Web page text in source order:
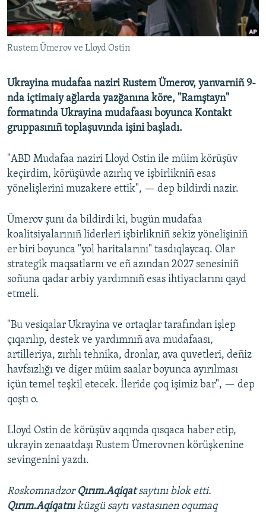
Русский
Українською
RFE/RS bütün saytları
Rustem Ümerov ve Lloyd Ostin
Ukrayina mudafaa naziri Rustem Ümerov, yanvarniñ 9-
nda içtimaiy ağlarda yazğanına köre, "Ramştayn"
formatında Ukrayina mudafaası boyunca Kontakt
gruppasınıñ toplaşuvında işini başladı.
"ABD Mudafaa naziri Lloyd Ostin ile müim körüşüv
keçirdim, körüşüvde azırlıq ve işbirlikniñ esas
yönelişlerini muzakere ettik", — dep bildirdi nazir.
Ümerov şunı da bildirdi ki, bugün mudafaa
koalitsiyalarınıñ liderleri işbirlikniñ sekiz yönelişiniñ
er biri boyunca "yol haritalarını" tasdıqlaycaq. Olar
strategik maqsatlarnı ve eñ azından 2027 senesiniñ
soñuna qadar arbiy yardımnıñ esas ihtiyaclarını qayd
etmeli.
"Bu vesiqalar Ukrayina ve ortaqlar tarafından işlep
çıqarılıp, destek ve yardımnıñ ava mudafaası,
artilleriya, zırhlı tehnika, dronlar, ava quvetleri, deñiz
havfsızlığı ve diger müim saalar boyunca ayırılması
içün temel teşkil etecek. İleride çoq işimiz bar", — dep
qoştı o.
Lloyd Ostin de körüşüv aqqında qısqaca haber etip,
ukrayin zenaatdaşı Rustem Ümerovnen körüşkenine
sevingenini yazdı.
Roskomnadzor Qırım.Aqiqatsaytını blok etti.
Qırım.Aqiqatnıküzgü saytı vastasınen oqumaq